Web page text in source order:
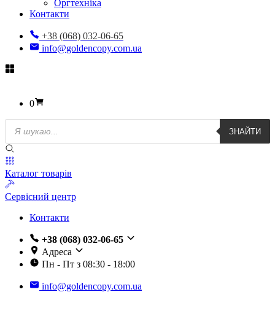
Оргтехніка
Контакти
+38 (068) 032-06-65
info@goldencopy.com.ua
0
Пошук
товарів
ЗНАЙТИ
Каталог товарів
Сервісний центр
Контакти
+38 (068) 032-06-65
Адреса
Пн - Пт з 08:30 - 18:00
info@goldencopy.com.ua